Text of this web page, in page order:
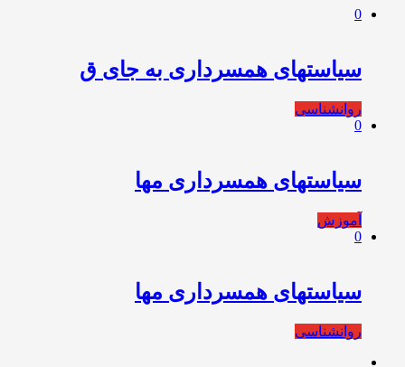
0
سیاستهای همسرداری به جای ق
روانشناسی
0
سیاستهای همسرداری مها
آموزش
0
سیاستهای همسرداری مها
روانشناسی